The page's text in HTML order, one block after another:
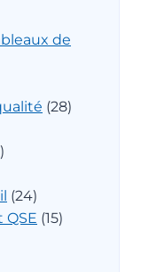
de
(28)
(24)
(15)